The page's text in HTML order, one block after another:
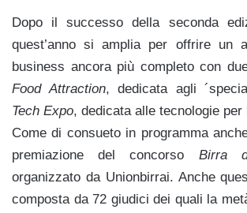
Dopo il successo della seconda
quest’anno si amplia per offrire un
business ancora più completo con
Food Attraction, dedicata agli
Tech Expo, dedicata alle tecnologie per
Come di consueto in programma
premiazione del concorso Birra
organizzato da Unionbirrai. Anche
composta da 72 giudici dei quali la